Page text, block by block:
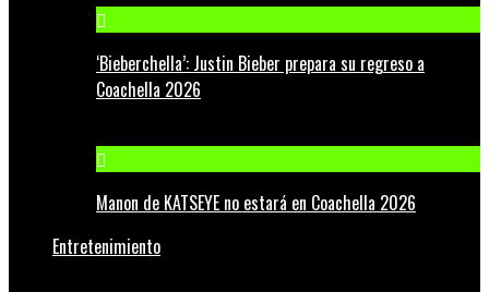
‘Bieberchella’: Justin Bieber prepara su regreso a
Coachella 2026
Manon de KATSEYE no estará en Coachella 2026
Entretenimiento